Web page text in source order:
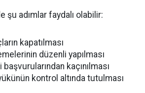
şu adımlar faydalı olabilir:
kapatılması
düzenli yapılması
kaçınılması
kontrol altında tutulması